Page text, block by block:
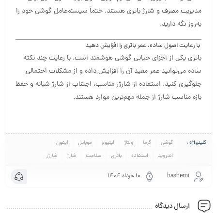
مدیریت مصرف و شارژ باتری هستند. حتماً سیستم‌عامل گوشی خود را
به‌روز نگه دارید.
با رعایت اصول ساده، عمر باتری را افزایش دهید
باتری یکی از اجزای حیاتی گوشی هوشمند است. با رعایت چند نکته
ساده می‌توانید عمر مفید آن را افزایش داده و از مشکلات احتمالی
جلوگیری کنید. استفاده از شارژر مناسب، اجتناب از شارژ شبانه و حفظ
بازه مناسب شارژ از جمله مهم‌ترین موارد هستند.
کلیدواژه : گوشی گرما ولتاژ لیتیوم موبایل
آیفون
اندروید
استفاده باتری سلامت شارژ شارژر
hashemi ۱۰ خرداد ۱۴۰۴
ارسال دیدگاه